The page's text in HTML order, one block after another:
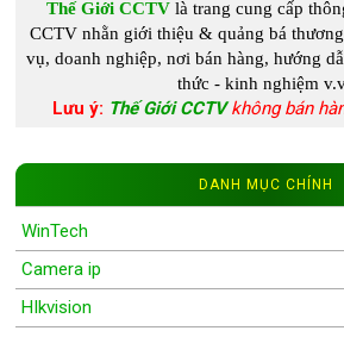
Thế Giới CCTV là trang cung cấp
CCTVnhằn giới thiệu & quảng bá
vụ, doanh nghiệp, nơi bán hàng, hướng
thức - kinh nghiệm
Lưu ý: Thế Giới CCTV không bán
DANH MỤC CHÍNH
WinTech
Camera ip
HIkvision